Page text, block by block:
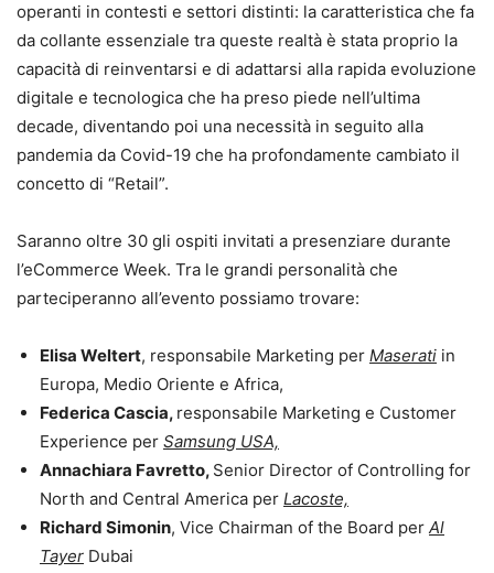
operanti in contesti e settori distinti: la caratteristica che fa
da collante essenziale tra queste realtà è stata proprio la
capacità di reinventarsi e di adattarsi alla rapida evoluzione
digitale e tecnologica che ha preso piede nell’ultima
decade, diventando poi una necessità in seguito alla
pandemia da Covid-19 che ha profondamente cambiato il
concetto di “Retail”.
Saranno oltre 30 gli ospiti invitati a presenziare durante
l’eCommerce Week. Tra le grandi personalità che
parteciperanno all’evento possiamo trovare:
Elisa Weltert, responsabile Marketing per Maserati in
Europa, Medio Oriente e Africa,
Federica Cascia, responsabile Marketing e Customer
Experience per Samsung USA,
Annachiara Favretto, Senior Director of Controlling for
North and Central America per Lacoste,
Richard Simonin, Vice Chairman of the Board per Al
Tayer Dubai